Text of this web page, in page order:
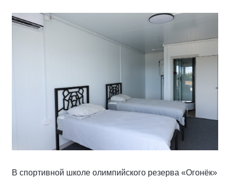
В спортивной школе олимпийского резерва «Огонёк»